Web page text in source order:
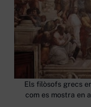
Els filòsofs grecs
com es mostra en